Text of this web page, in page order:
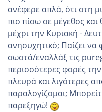
ανέφερε απλά, ότι στη
πιο πίσω σε μέγεθος
με΄χρι την Κυριακή -
ανησυχητικό; Παίζει
σωστά/εναλλάξ τις
περισσότερες φορές
πλευρά και λιγότερες
παραλογίζομαι;
παρεξηγώ!